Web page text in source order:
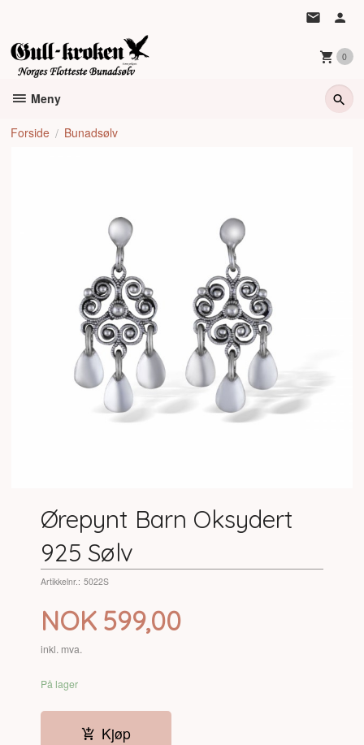
innholdet
0
Meny
Forside Bunadsølv
Ørepynt Barn Oksydert
925 Sølv
Artikkelnr.: 5022S
Pris
NOK 599,00
inkl. mva.
På lager
Kjøp